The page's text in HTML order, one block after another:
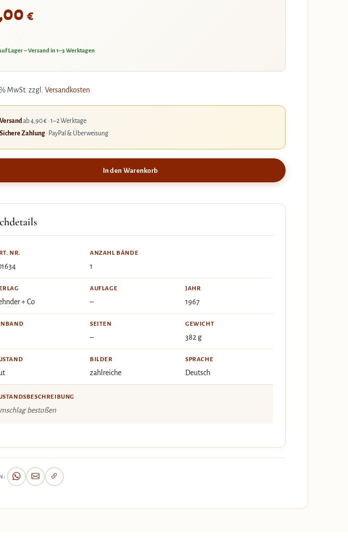
€
Lager – Versand in 1–3 Werktagen
MwSt. zzgl. Versandkosten
Versandab 4,90 € · 1–2 Werktage
Sichere Zahlung· PayPal & Überweisung
In den Warenkorb
NR. ANZAHL BÄNDE
1
+ Co
AUFLAGE
–
JAHR
1967
SEITEN
–
GEWICHT
382 g
BILDER
zahlreiche
SPRACHE
Deutsch
bestoßen